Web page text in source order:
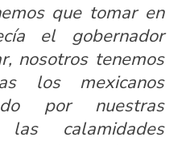
que tomar en
el gobernador
nosotros tenemos
los mexicanos
por nuestras
calamidades